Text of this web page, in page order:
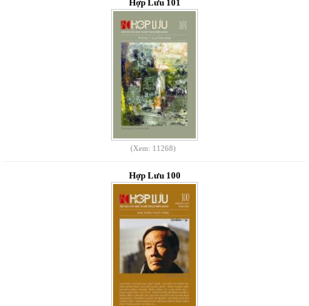
Hợp Lưu 101
(Xem: 11268)
Hợp Lưu 100